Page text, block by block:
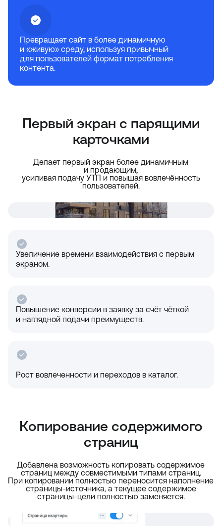
Превращает сайт в более динамичную
и «живую» среду, используя привычный
для пользователей формат потребления
контента.
Первый экран с парящими
карточками
Делает первый экран более динамичным
и продающим,
усиливая подачу УТП и повышая вовлечённость
пользователей.
Увеличение времени взаимодействия с первым
экраном.
Повышение конверсии в заявку за счёт чёткой
и наглядной подачи преимуществ.
Рост вовлеченности и переходов в каталог.
Копирование содержимого
страниц
Добавлена возможность копировать содержимое
страниц между совместимыми типами страниц.
При копировании полностью переносится наполнение
страницы-источника, а текущее содержимое
страницы-цели полностью заменяется.